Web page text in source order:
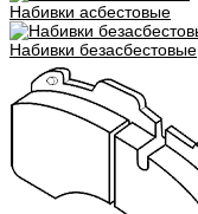
Набивки асбестовые
Набивки безасбестовые